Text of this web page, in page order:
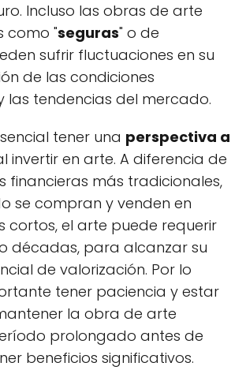
Incluso las obras de arte
como "seguras" o de
sufrir fluctuaciones en su
de las condiciones
las tendencias del mercado.
tener una perspectiva a
invertir en arte. A diferencia de
financieras más tradicionales,
se compran y venden en
cortos, el arte puede requerir
décadas, para alcanzar su
de valorización. Por lo
tener paciencia y estar
la obra de arte
prolongado antes de
beneficios significativos.